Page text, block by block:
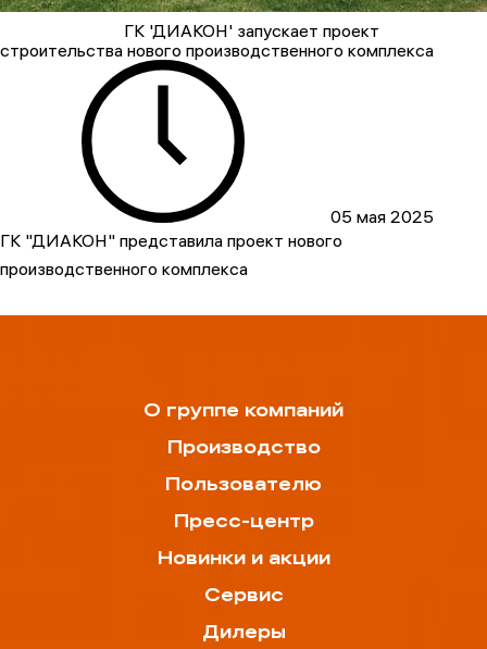
ГК 'ДИАКОН' запускает проект
строительства нового производственного комплекса
05 мая 2025
ГК "ДИАКОН" представила проект нового
производственного комплекса
О группе компаний
Производство
Пользователю
Пресс-центр
Новинки и акции
Сервис
Дилеры